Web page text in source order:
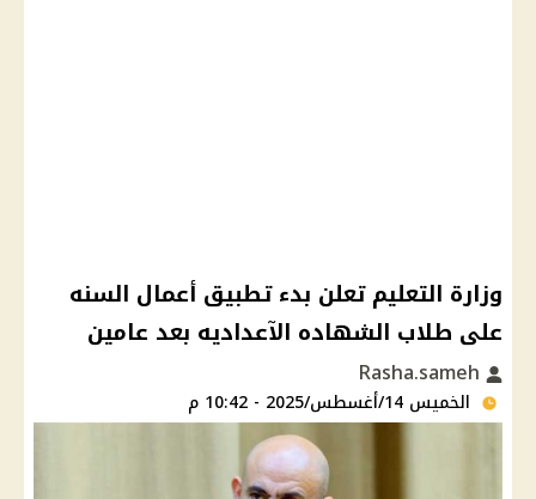
وزارة التعليم تعلن بدء تطبيق أعمال السنه
على طلاب الشهاده الآعداديه بعد عامين
الخميس 14/أغسطس/2025 - 10:42 م